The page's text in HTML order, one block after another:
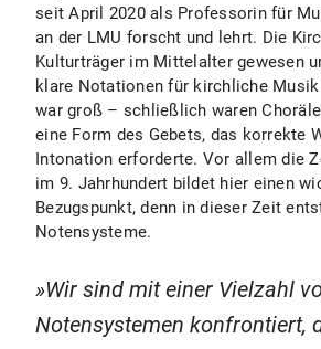
seit April 2020 als Professorin für
an der LMU forscht und lehrt. Die
Kulturträger im Mittelalter gewesen
klare Notationen für kirchliche
war groß – schließlich waren
eine Form des Gebets, das korrekte
Intonation erforderte. Vor allem die
im 9. Jahrhundert bildet hier einen
Bezugspunkt, denn in dieser Zeit
Notensysteme.
Wir sind mit einer Vielzahl
Notensystemen konfrontiert,